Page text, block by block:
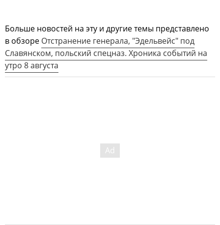
Больше новостей на эту и другие темы представлено
в обзоре Отстранение генерала, "Эдельвейс" под
Славянском, польский спецназ. Хроника событий на
утро 8 августа